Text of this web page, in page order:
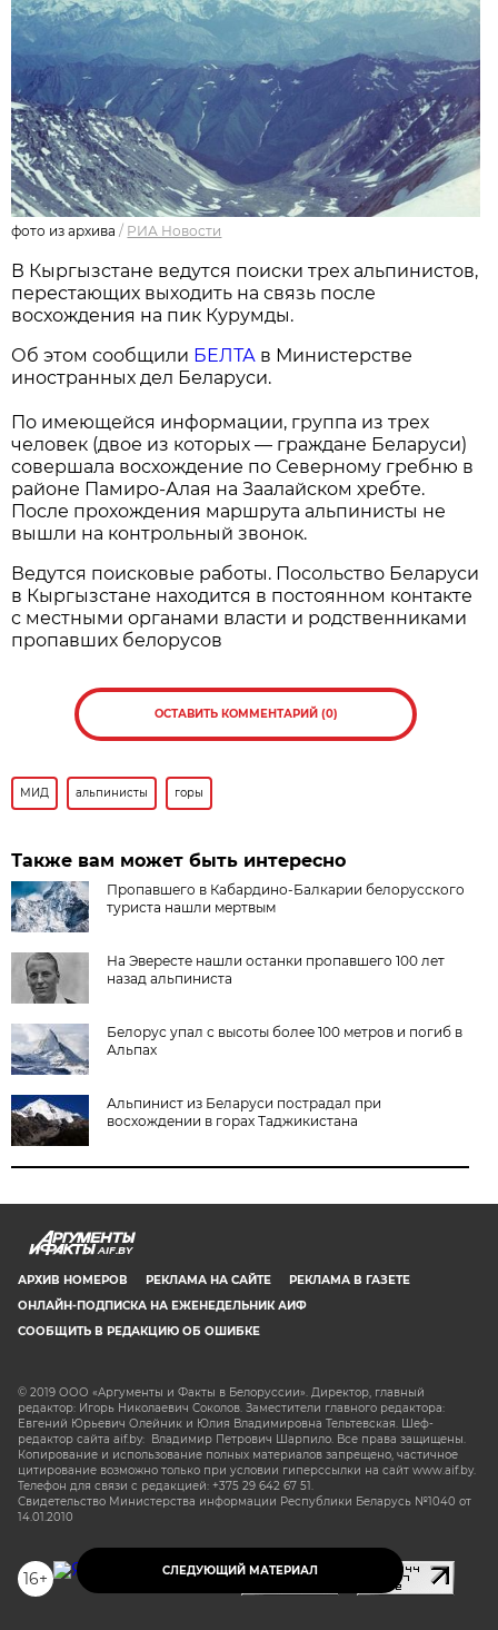
СЛЕДУЮЩИЙ МАТЕРИАЛ
фото из архива / РИА Новости
В Кыргызстане ведутся поиски трех альпинистов,
перестающих выходить на связь после
восхождения на пик Курумды.
Об этом сообщили БЕЛТА в Министерстве
иностранных дел Беларуси.
По имеющейся информации, группа из трех
человек (двое из которых — граждане Беларуси)
совершала восхождение по Северному гребню в
районе Памиро-Алая на Заалайском хребте.
После прохождения маршрута альпинисты не
вышли на контрольный звонок.
Ведутся поисковые работы. Посольство Беларуси
в Кыргызстане находится в постоянном контакте
с местными органами власти и родственниками
пропавших белорусов
ОСТАВИТЬ КОММЕНТАРИЙ (0)
МИД альпинисты горы
Также вам может быть интересно
Пропавшего в Кабардино-Балкарии белорусского
туриста нашли мертвым
На Эвересте нашли останки пропавшего 100 лет
назад альпиниста
Белорус упал с высоты более 100 метров и погиб в
Альпах
Альпинист из Беларуси пострадал при
восхождении в горах Таджикистана
AIF.BY
АРХИВ НОМЕРОВ РЕКЛАМА НА САЙТЕ
РЕКЛАМА В ГАЗЕТЕ
ОНЛАЙН-ПОДПИСКА НА ЕЖЕНЕДЕЛЬНИК АИФ
СООБЩИТЬ В РЕДАКЦИЮ ОБ ОШИБКЕ
© 2019 ООО «Аргументы и Факты в Белоруссии». Директор, главный
редактор: Игорь Николаевич Соколов. Заместители главного редактора:
Евгений Юрьевич Олейник и Юлия Владимировна Тельтевская. Шеф-
редактор сайта aif.by: Владимир Петрович Шарпило. Все права защищены.
Копирование и использование полных материалов запрещено, частичное
цитирование возможно только при условии гиперссылки на сайт www.aif.by.
Телефон для связи с редакцией: +375 29 642 67 51.
Свидетельство Министерства информации Республики Беларусь №1040 от
14.01.2010
16+